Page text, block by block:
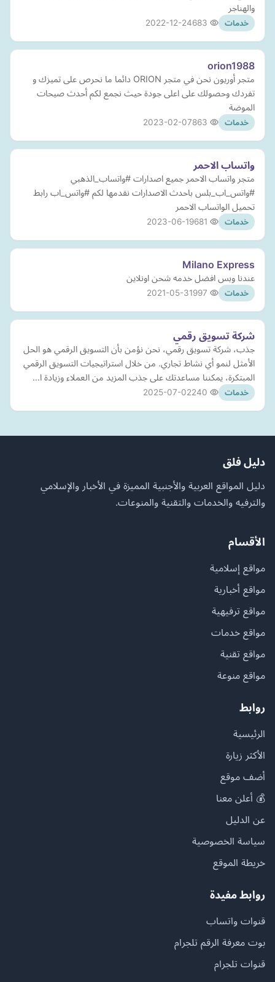
والهناجر
خدمات 2022-12-24
orion1988
متجر أوريون نحن في متجر ORION دائما ما نحرص على تميزك و
تفردك وحصولك على اعلى جودة حيث نجمع لكم أحدث صيحات
الموضة
خدمات 2023-02-07
واتساب الاحمر
متجر واتساب الاحمر جميع اصدارات #واتساب_الذهبي
#واتس_اب_بلس باحدث الاصدارات نقدمها لكم #واتس_اب رابط
تحميل الواتساب الاحمر
خدمات 2023-06-19
Milano Express
عندنا وبس افضل خدمه شحن اونلاين
خدمات 2021-05-31
شركة تسويق رقمي
جذب، شركة تسويق رقمي، نحن نؤمن بأن التسويق الرقمي هو الحل
الأمثل لنمو أي نشاط تجاري. من خلال استراتيجيات التسويق الرقمي
المبتكرة، يمكننا مساعدتك على جذب المزيد من العملاء وزيادة ا…
خدمات 2025-07-02
دليل فلق
دليل المواقع العربية والأجنبية المميزة في الأخبار والإسلامي
والترفيه والخدمات والتقنية والمنوعات.
الأقسام
مواقع إسلامية
مواقع أخبارية
مواقع ترفيهية
مواقع خدمات
مواقع تقنية
مواقع منوعة
روابط
الرئيسية
الأكثر زيارة
أضف موقع
💰 أعلن معنا
عن الدليل
سياسة الخصوصية
خريطة الموقع
روابط مفيدة
قنوات واتساب
بوت معرفة الرقم تلجرام
قنوات تلجرام